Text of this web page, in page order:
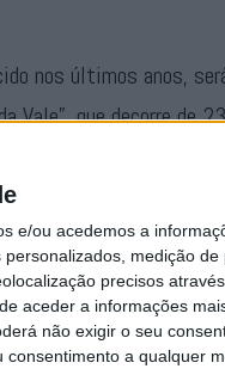
e/ou acedemos a
medição
precisos
aceder a informações
não exigir o seu
a qualquer
nos últimos anos,
Vale”, que decorre de